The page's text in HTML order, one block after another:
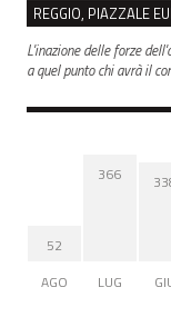
L'inazione delle forze
a quel punto chi avrà il
52
AGO
366
LUG